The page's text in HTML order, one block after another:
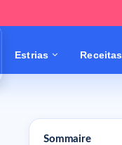
Estrias Receitas
Sommaire